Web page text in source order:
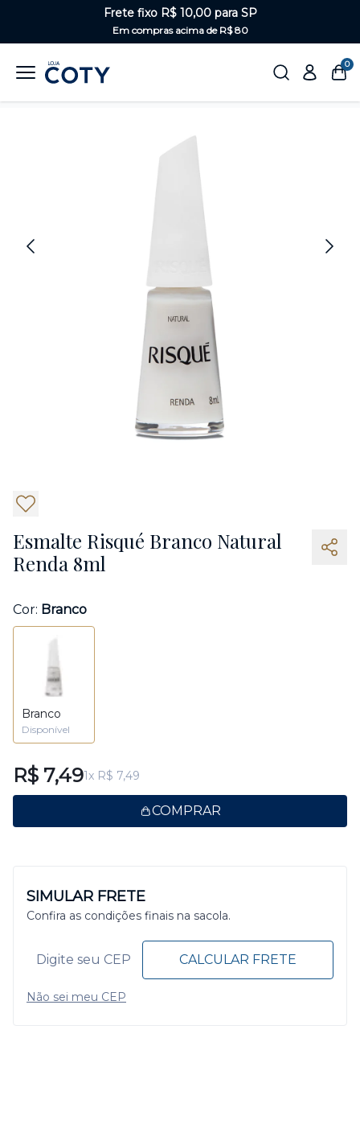
Frete fixo R$ 10,00 para SP
Em compras acima de R$ 80
0
Esmalte Risqué Branco Natural
Renda 8ml
Cor: Branco
Branco
Disponível
R$ 7,491x R$ 7,49
COMPRAR
SIMULAR FRETE
Confira as condições finais na sacola.
CALCULAR FRETE
Não sei meu CEP